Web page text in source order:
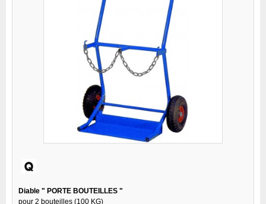
Diable " PORTE BOUTEILLES "
pour 2 bouteilles (100 KG)